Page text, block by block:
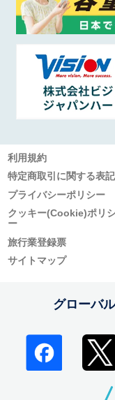
利用規約
特定商取引に関する表記
プライバシーポリシー
クッキー(Cookie)ポリ
ー
旅行業登録票
サイトマップ
グローバ